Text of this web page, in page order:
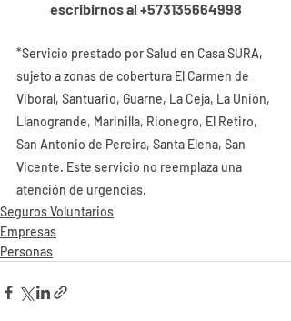
escribirnos al +573135664998
*Servicio prestado por Salud en Casa SURA,
sujeto a zonas de cobertura El Carmen de
Viboral, Santuario, Guarne, La Ceja, La Unión,
Llanogrande, Marinilla, Rionegro, El Retiro,
San Antonio de Pereira, Santa Elena, San
Vicente. Este servicio no reemplaza una
atención de urgencias.
Seguros Voluntarios
Empresas
Personas